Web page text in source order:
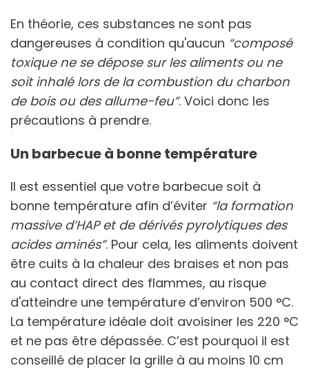
En théorie, ces substances ne sont pas
dangereuses à condition qu'aucun “composé
toxique ne se dépose sur les aliments ou ne
soit inhalé lors de la combustion du charbon
de bois ou des allume-feu”. Voici donc les
précautions à prendre.
Un barbecue à bonne température
Il est essentiel que votre barbecue soit à
bonne température afin d’éviter “la formation
massive d’HAP et de dérivés pyrolytiques des
acides aminés”. Pour cela, les aliments doivent
être cuits à la chaleur des braises et non pas
au contact direct des flammes, au risque
d'atteindre une température d’environ 500 °C.
La température idéale doit avoisiner les 220 °C
et ne pas être dépassée. C’est pourquoi il est
conseillé de placer la grille à au moins 10 cm